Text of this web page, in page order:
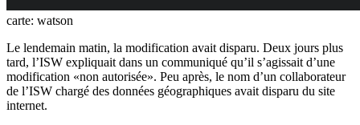
carte: watson
Le lendemain matin, la modification avait disparu. Deux jours plus
tard, l’ISW expliquait dans un communiqué qu’il s’agissait d’une
modification «non autorisée». Peu après, le nom d’un collaborateur
de l’ISW chargé des données géographiques avait disparu du site
internet.